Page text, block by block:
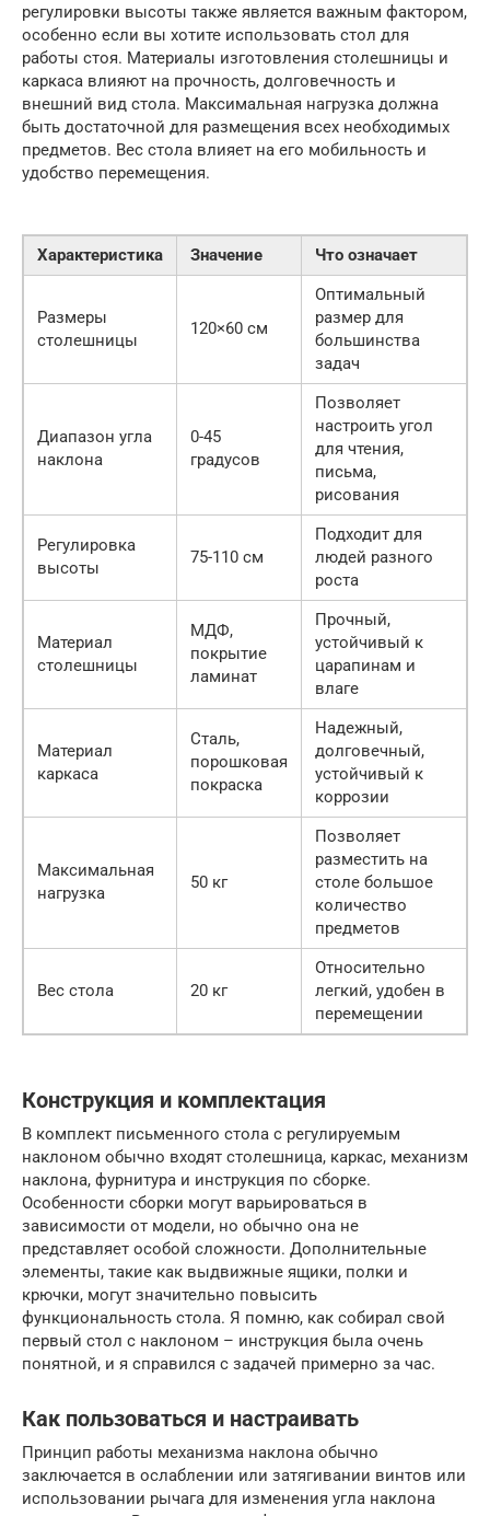
регулировки высоты также является важным фактором,
особенно если вы хотите использовать стол для
работы стоя. Материалы изготовления столешницы и
каркаса влияют на прочность, долговечность и
внешний вид стола. Максимальная нагрузка должна
быть достаточной для размещения всех необходимых
предметов. Вес стола влияет на его мобильность и
удобство перемещения.
Характеристика Значение Что означает
Размеры
столешницы
120×60 см
Оптимальный
размер для
большинства
задач
Диапазон угла
наклона
0-45
градусов
Позволяет
настроить угол
для чтения,
письма,
рисования
Регулировка
высоты
75-110 см
Подходит для
людей разного
роста
Материал
столешницы
МДФ,
покрытие
ламинат
Прочный,
устойчивый к
царапинам и
влаге
Материал
каркаса
Сталь,
порошковая
покраска
Надежный,
долговечный,
устойчивый к
коррозии
Максимальная
нагрузка
50 кг
Позволяет
разместить на
столе большое
количество
предметов
Вес стола 20 кг
Относительно
легкий, удобен в
перемещении
Конструкция и комплектация
В комплект письменного стола с регулируемым
наклоном обычно входят столешница, каркас, механизм
наклона, фурнитура и инструкция по сборке.
Особенности сборки могут варьироваться в
зависимости от модели, но обычно она не
представляет особой сложности. Дополнительные
элементы, такие как выдвижные ящики, полки и
крючки, могут значительно повысить
функциональность стола. Я помню, как собирал свой
первый стол с наклоном – инструкция была очень
понятной, и я справился с задачей примерно за час.
Как пользоваться и настраивать
Принцип работы механизма наклона обычно
заключается в ослаблении или затягивании винтов или
использовании рычага для изменения угла наклона